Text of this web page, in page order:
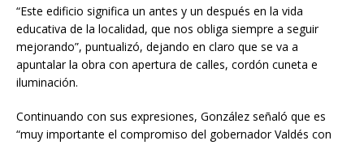
“Este edificio significa un antes y un después en la vida
educativa de la localidad, que nos obliga siempre a seguir
mejorando”, puntualizó, dejando en claro que se va a
apuntalar la obra con apertura de calles, cordón cuneta e
iluminación.
Continuando con sus expresiones, González señaló que es
“muy importante el compromiso del gobernador Valdés con